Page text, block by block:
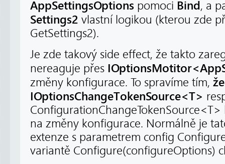
AppSettingsOptions pomoci Bind, a
Settings2 vlastní logikou (kterou zde
GetSettings2).
Je zde takový side effect, že takto
nereaguje přes
změny konfigurace. To spravíme tím,
IOptionsChangeTokenSource<T>
na změny konfigurace. Normálně je
extenze s parametrem config
variantě Configure(configureOptions)